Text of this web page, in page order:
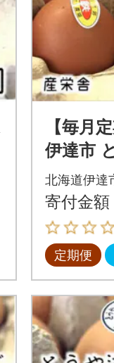
【毎月
伊達市
鉄 60個
北海道伊達
寄付金額
定期便